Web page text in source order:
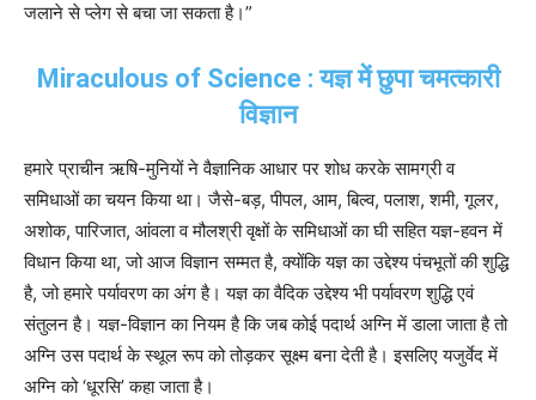
जलाने से प्लेग से बचा जा सकता है।”
Miraculous of Science : यज्ञ में छुपा चमत्कारी
विज्ञान
हमारे प्राचीन ऋषि-मुनियों ने वैज्ञानिक आधार पर शोध करके सामग्री व
समिधाओं का चयन किया था। जैसे-बड़, पीपल, आम, बिल्व, पलाश, शमी, गूलर,
अशोक, पारिजात, आंवला व मौलश्री वृक्षों के समिधाओं का घी सहित यज्ञ-हवन में
विधान किया था, जो आज विज्ञान सम्मत है, क्योंकि यज्ञ का उद्देश्य पंचभूतों की शुद्धि
है, जो हमारे पर्यावरण का अंग है। यज्ञ का वैदिक उद्देश्य भी पर्यावरण शुद्धि एवं
संतुलन है। यज्ञ-विज्ञान का नियम है कि जब कोई पदार्थ अग्नि में डाला जाता है तो
अग्नि उस पदार्थ के स्थूल रूप को तोड़कर सूक्ष्म बना देती है। इसलिए यजुर्वेद में
अग्नि को ‘धूरसि’ कहा जाता है।